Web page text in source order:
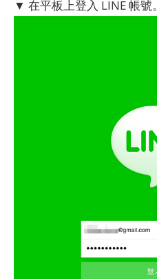
▼ 在平板上登入 LINE 帳號。